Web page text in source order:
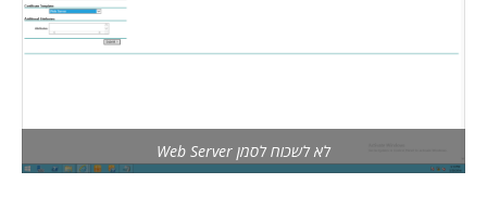
לא לשכוח לסמן Web Server